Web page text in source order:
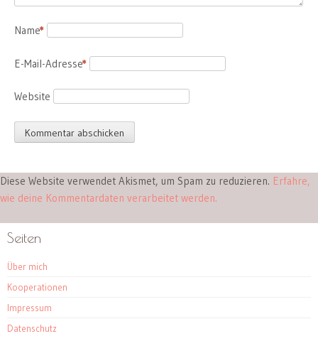
Name
*
E-Mail-Adresse
*
Website
Diese Website verwendet Akismet, um Spam zu reduzieren. Erfahre,
wie deine Kommentardaten verarbeitet werden.
Seiten
Über mich
Kooperationen
Impressum
Datenschutz